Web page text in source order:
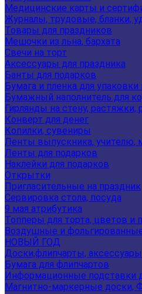
Медицинские карты и
Журналы, трудовые, бланки,
Товары для праздников
Мешочки из льна, бархата
Свечи на торт
Аксессуары для праздника
Банты для подарков
Бумага и пленка для
Бумажный наполнитель для
Гирлянды на стену, растяжки,
Конверт для денег
Копилки, сувениры
Ленты выпускника, учителю,
Ленты для подарков
Наклейки для подарков
Открытки
Пригласительные на праздник
Сервировка стола, посуда
9 мая атрибутика
Топперы для торта, цветов и
Воздушные и
НОВЫЙ ГОД
Доски,флипчарты, аксессуары
Бумага для флипчартов
Информационные подставки
Магнитно-маркерные доски,